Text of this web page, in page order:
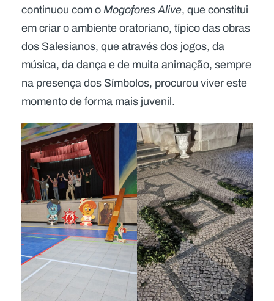
continuou com oMogofores Alive, que constitui
em criar o ambiente oratoriano, típico das obras
dos Salesianos, que através dos jogos, da
música, da dança e de muita animação, sempre
na presença dos Símbolos, procurou viver este
momento de forma mais juvenil.